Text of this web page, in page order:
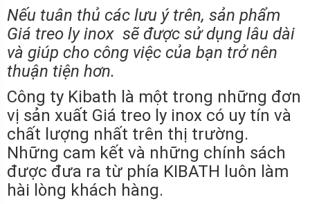
Nếu tuân thủ các lưu ý trên, sản phẩm
Giá treo ly inox sẽ được sử dụng lâu dài
và giúp cho công việc của bạn trở nên
thuận tiện hơn.
Công ty Kibath là một trong những đơn
vị sản xuất Giá treo ly inox có uy tín và
chất lượng nhất trên thị trường.
Những cam kết và những chính sách
được đưa ra từ phía KIBATH luôn làm
hài lòng khách hàng.